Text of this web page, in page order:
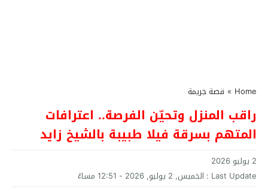
Home
» قصة جريمة
راقب المنزل وتحيّن الفرصة.. اعترافات
المتهم بسرقة فيلا طبيبة بالشيخ زايد
2 يوليو 2026
Last Update : الخميس, 2 يوليو, 2026 - 12:51 مساءً